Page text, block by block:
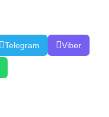
Telegram Viber